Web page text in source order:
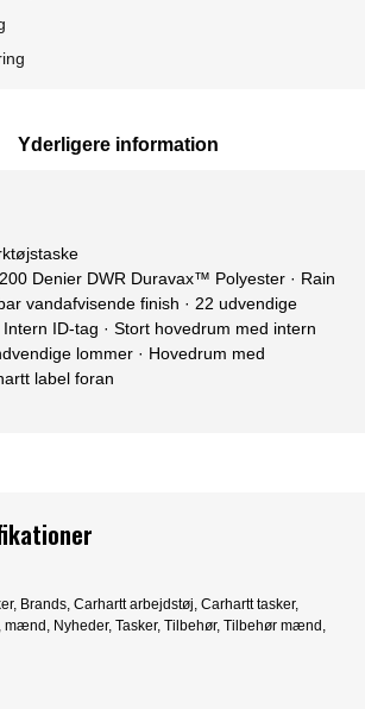
Yderligere information
Denier DWR Duravax™ Polyester · Rain
vandafvisende finish · 22 udvendige
ID-tag · Stort hovedrum med intern
lommer · Hovedrum med
label foran
, Brands Carhartt arbejdstøj Carhartt tasker,
mænd Nyheder, Tasker, Tilbehør, Tilbehør mænd